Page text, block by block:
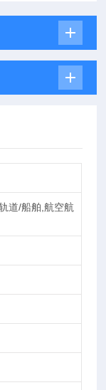
道/船舶,航空航